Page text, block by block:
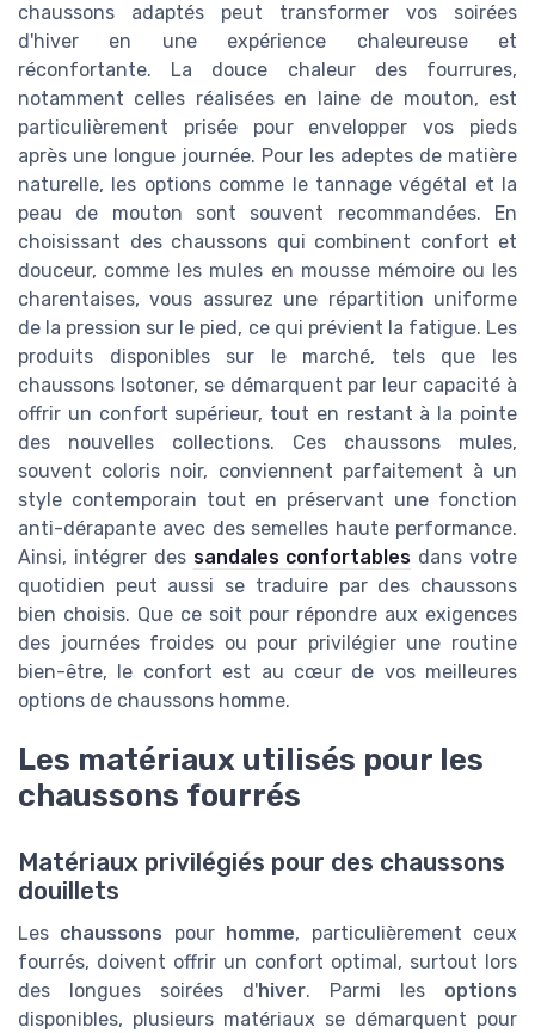
chaussons adaptés peut transformer vos soirées
d'hiver en une expérience chaleureuse et
réconfortante. La douce chaleur des fourrures,
notamment celles réalisées en laine de mouton, est
particulièrement prisée pour envelopper vos pieds
après une longue journée. Pour les adeptes de matière
naturelle, les options comme le tannage végétal et la
peau de mouton sont souvent recommandées. En
choisissant des chaussons qui combinent confort et
douceur, comme les mules en mousse mémoire ou les
charentaises, vous assurez une répartition uniforme
de la pression sur le pied, ce qui prévient la fatigue. Les
produits disponibles sur le marché, tels que les
chaussons Isotoner, se démarquent par leur capacité à
offrir un confort supérieur, tout en restant à la pointe
des nouvelles collections. Ces chaussons mules,
souvent coloris noir, conviennent parfaitement à un
style contemporain tout en préservant une fonction
anti-dérapante avec des semelles haute performance.
Ainsi, intégrer des sandales confortables dans votre
quotidien peut aussi se traduire par des chaussons
bien choisis. Que ce soit pour répondre aux exigences
des journées froides ou pour privilégier une routine
bien-être, le confort est au cœur de vos meilleures
options de chaussons homme.
Les matériaux utilisés pour les
chaussons fourrés
Matériaux privilégiés pour des chaussons
douillets
Les chaussons pour homme, particulièrement ceux
fourrés, doivent offrir un confort optimal, surtout lors
des longues soirées d'hiver. Parmi les options
disponibles, plusieurs matériaux se démarquent pour